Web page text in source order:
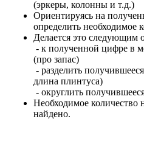
(эркеры, колонны и т.д.)
Ориентируясь на
определить необходимое
Делается это следующим
- к полученной цифре в
(про запас)
- разделить
длина плинтуса)
- округлить
Необходимое количество
найдено.